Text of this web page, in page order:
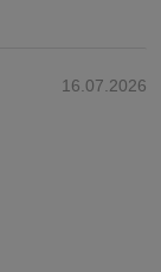
16.07.2026